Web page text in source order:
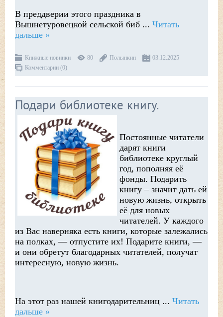
В преддверии этого праздника в
Вышнетуровецкой сельской биб ... Читать
дальше »
Книжные новинки 80 Полынкин
03.12.2025
Комментарии (0)
Подари библиотеке книгу.
Постоянные читатели
дарят книги
библиотеке круглый
год, пополняя её
фонды. Подарить
книгу – значит дать ей
новую жизнь, открыть
её для новых
читателей. У каждого
из Вас наверняка есть книги, которые залежались
на полках, — отпустите их! Подарите книги, —
и они обретут благодарных читателей, получат
интересную, новую жизнь.
На этот раз нашей книгодарительниц ... Читать
дальше »